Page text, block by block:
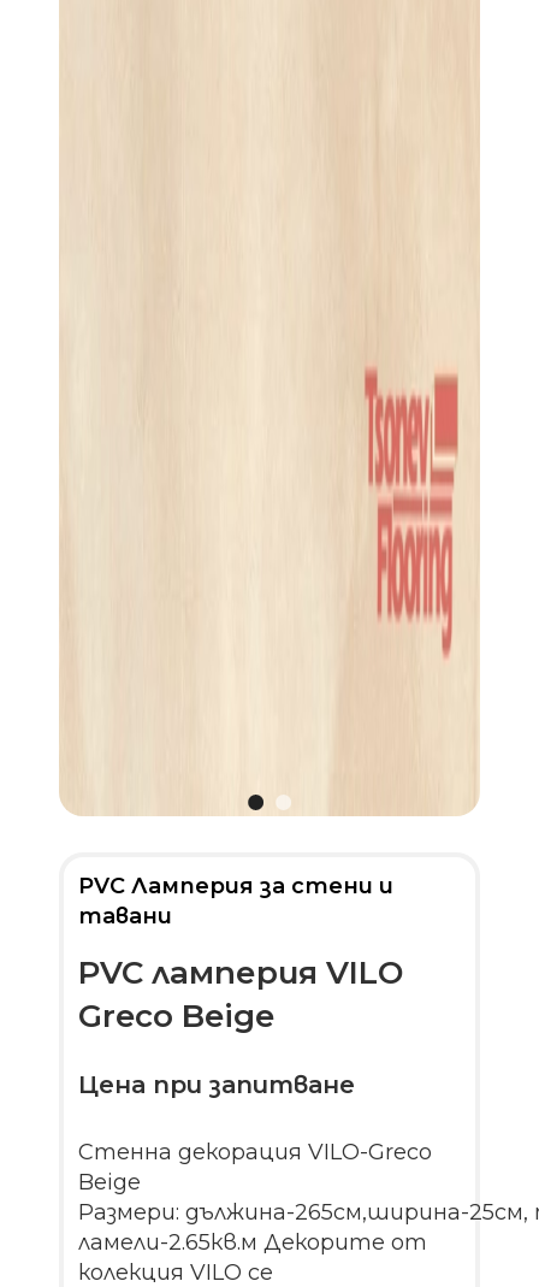
PVC Ламперия за стени и
тавани
PVC ламперия VILO
Greco Beige
Цена при запитване
Стенна декорация VILO-Greco
Beige
Размери: дължина-265см,ширина-
ламели-2.65кв.м Декорите от
колекция VILO се